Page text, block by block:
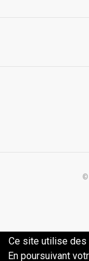
©
Ce site utilise
En poursuivant